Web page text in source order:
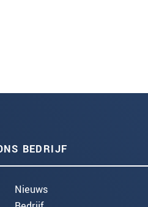
BEDRIJF
Nieuws